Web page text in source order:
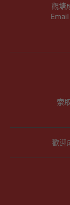
觀塘
索
歡迎